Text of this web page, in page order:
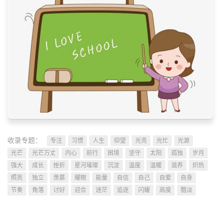
收录专题： 专注 习惯 人生 仰望 光亮 光忙
光源
光芒
光芒万丈 内心 前行 困境 坚守 太阳 孤独
岁月
强大
成长 挫折 星河璀璨 沉淀 温度 温暖 滋养
炽热
照亮
独立 羡慕 耀眼 能量 自信 自己 自爱
自身
节奏
角落 讨好 迎合 迷茫 追逐 闪耀 高度 黯淡